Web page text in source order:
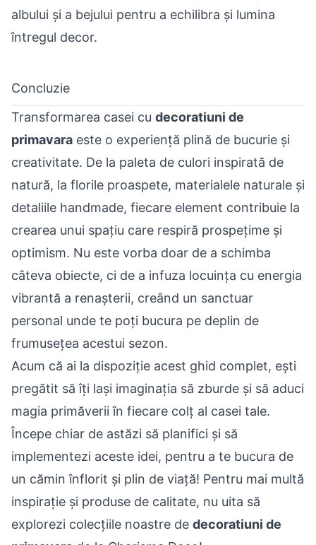
albului și a bejului pentru a echilibra și lumina
întregul decor.
Concluzie
Transformarea casei cu decoratiuni de
primavara este o experiență plină de bucurie și
creativitate. De la paleta de culori inspirată de
natură, la florile proaspete, materialele naturale și
detaliile handmade, fiecare element contribuie la
crearea unui spațiu care respiră prospețime și
optimism. Nu este vorba doar de a schimba
câteva obiecte, ci de a infuza locuința cu energia
vibrantă a renașterii, creând un sanctuar
personal unde te poți bucura pe deplin de
frumusețea acestui sezon.
Acum că ai la dispoziție acest ghid complet, ești
pregătit să îți lași imaginația să zburde și să aduci
magia primăverii în fiecare colț al casei tale.
Începe chiar de astăzi să planifici și să
implementezi aceste idei, pentru a te bucura de
un cămin înflorit și plin de viață! Pentru mai multă
inspirație și produse de calitate, nu uita să
explorezi colecțiile noastre de decoratiuni de